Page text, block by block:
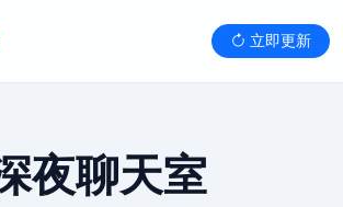
立即更新
夜聊天室